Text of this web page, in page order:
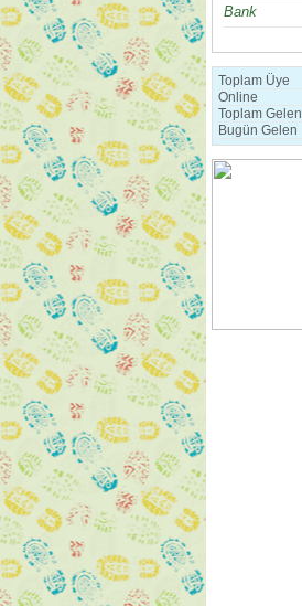
Bank
Toplam Üye
Online
Toplam Gelen
Bugün Gelen